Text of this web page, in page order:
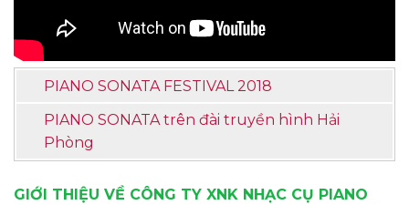
PIANO SONATA FESTIVAL 2018
PIANO SONATA trên đài truyền hình Hải
Phòng
GIỚI THIỆU VỀ CÔNG TY XNK NHẠC CỤ PIANO